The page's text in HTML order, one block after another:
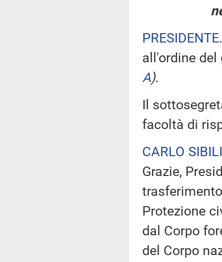
PRESIDENTE
all'ordine
A).
Il
facoltà di
CARLO
Grazie,
Protezione
dal Corpo
del Corpo